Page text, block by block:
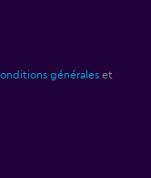
générales et